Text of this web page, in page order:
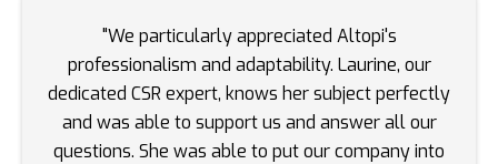
"We particularly appreciated Altopi's
professionalism and adaptability. Laurine, our
dedicated CSR expert, knows her subject perfectly
and was able to support us and answer all our
questions. She was able to put our company into